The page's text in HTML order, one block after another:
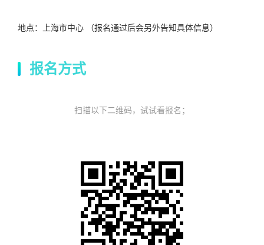
地点：上海市中心 （报名通过后会另外告知具体信息）
报名方式
扫描以下二维码，试试看报名；